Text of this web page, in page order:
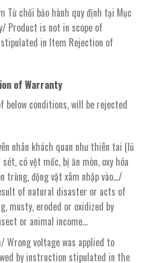
Từ chối bảo hành quy định tại Mục
Product is not in scope of
in Item Rejection of
of Warranty
below conditions, will be rejected
nhân khách quan như thiên tai (lũ
có vệt mốc, bị ăn mòn, oxy hóa
trùng, động vật xâm nhập vào…/
of natural disaster or acts of
musty, eroded or oxidized by
or animal income…
Wrong voltage was applied to
by instruction stipulated in the